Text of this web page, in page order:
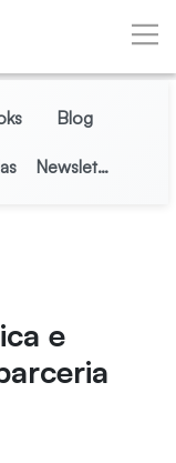
Blog
Newsletter
e